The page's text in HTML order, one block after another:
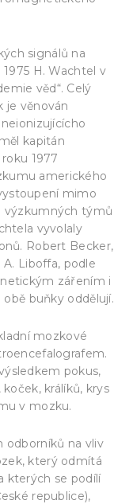
signálů na
H. Wachtel v
věd“. Celý
je věnován
kapitán
1977
amerického
mimo
výzkumných týmů
vyvolaly
Robert Becker,
A. Liboffa, podle
zářením i
buňky oddělují.
mozkové
pokus,
králíků, krys
v mozku.
odborníků na vliv
který odmítá
kterých se podílí
republice),